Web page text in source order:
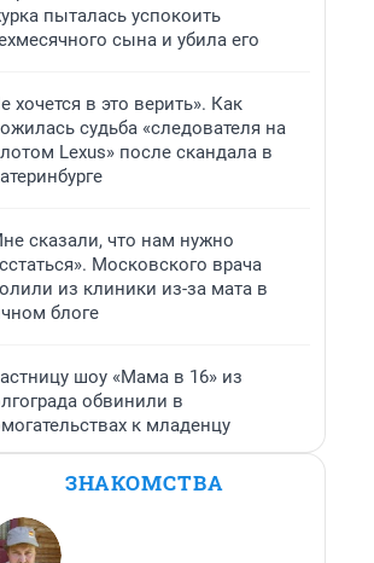
пыталась успокоить
сына и убила его
хочется в это верить». Как
судьба «следователя на
Lexus» после скандала в
сказали, что нам нужно
Московского врача
из клиники из-за мата в
блоге
шоу «Мама в 16» из
обвинили в
к младенцу
ЗНАКОМСТВА